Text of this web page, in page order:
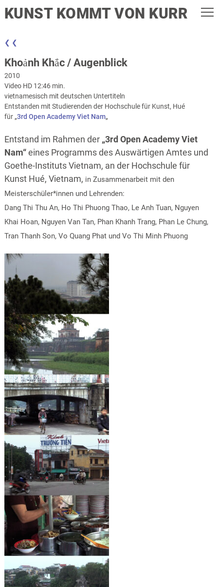
KUNST KOMMT VON KURR
❮ ❮
Khoảnh Khắc / Augenblick
2010
Video HD 12:46 min.
vietnamesisch mit deutschen Untertiteln
Entstanden mit Studierenden der Hochschule für Kunst, Hué
für „3rd Open Academy Viet Nam„
Entstand im Rahmen der „3rd Open Academy Viet
Nam“eines Programms des Auswärtigen Amtes und
Goethe-Instituts Vietnam, an der Hochschule für
Kunst Hué, Vietnam, in Zusammenarbeit mit den
Meisterschüler*innen und Lehrenden:
Dang Thi Thu An, Ho Thi Phuong Thao, Le Anh Tuan, Nguyen
Khai Hoan, Nguyen Van Tan, Phan Khanh Trang, Phan Le Chung,
Tran Thanh Son, Vo Quang Phat und Vo Thi Minh Phuong